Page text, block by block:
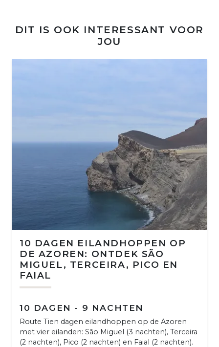
DIT IS OOK INTERESSANT VOOR
JOU
10 DAGEN EILANDHOPPEN OP
DE AZOREN: ONTDEK SÃO
MIGUEL, TERCEIRA, PICO EN
FAIAL
10 DAGEN - 9 NACHTEN
Route Tien dagen eilandhoppen op de Azoren
met vier eilanden: São Miguel (3 nachten), Terceira
(2 nachten), Pico (2 nachten) en Faial (2 nachten).